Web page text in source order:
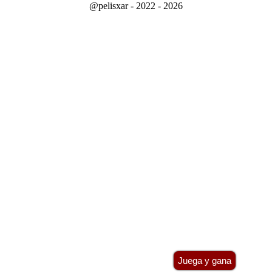
Juega y gana
@pelisxar - 2022 - 2026